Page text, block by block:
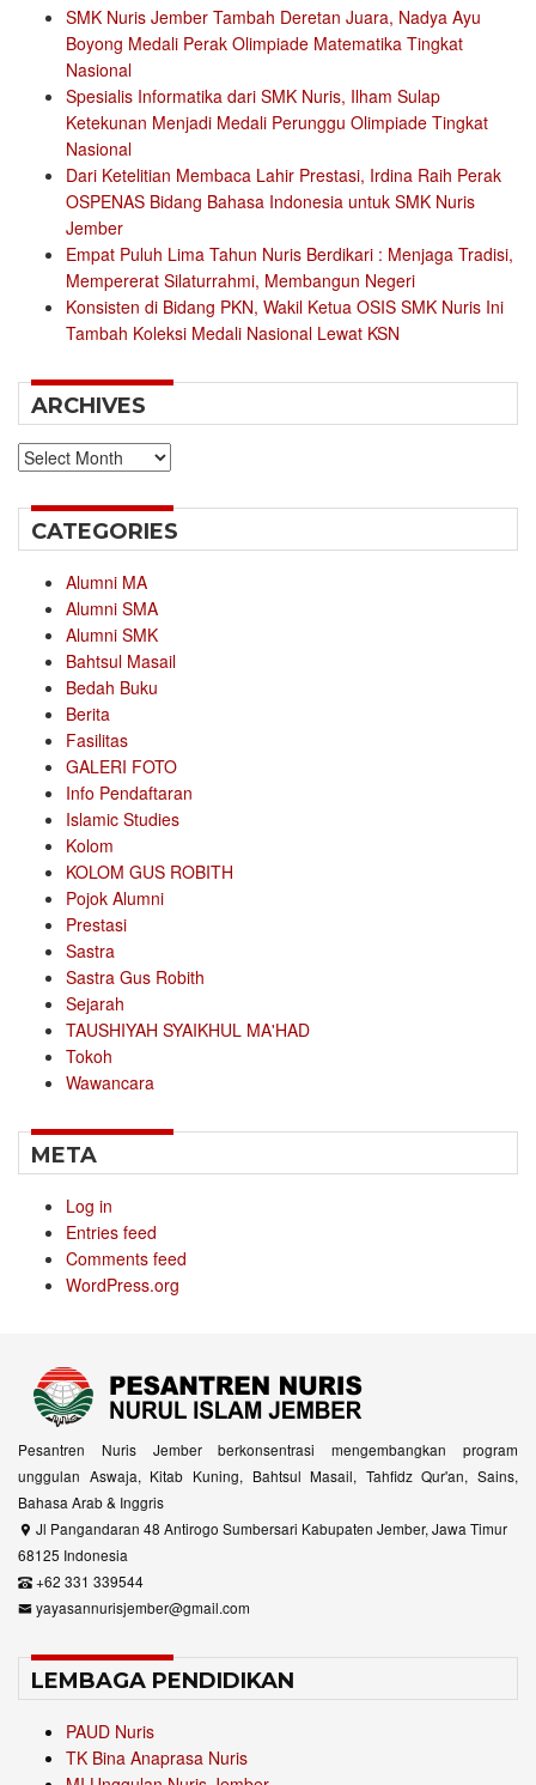
SMK Nuris Jember Tambah Deretan Juara, Nadya Ayu
Boyong Medali Perak Olimpiade Matematika Tingkat
Nasional
Spesialis Informatika dari SMK Nuris, Ilham Sulap
Ketekunan Menjadi Medali Perunggu Olimpiade Tingkat
Nasional
Dari Ketelitian Membaca Lahir Prestasi, Irdina Raih Perak
OSPENAS Bidang Bahasa Indonesia untuk SMK Nuris
Jember
Empat Puluh Lima Tahun Nuris Berdikari : Menjaga Tradisi,
Mempererat Silaturrahmi, Membangun Negeri
Konsisten di Bidang PKN, Wakil Ketua OSIS SMK Nuris Ini
Tambah Koleksi Medali Nasional Lewat KSN
ARCHIVES
Archives
CATEGORIES
Alumni MA
Alumni SMA
Alumni SMK
Bahtsul Masail
Bedah Buku
Berita
Fasilitas
GALERI FOTO
Info Pendaftaran
Islamic Studies
Kolom
KOLOM GUS ROBITH
Pojok Alumni
Prestasi
Sastra
Sastra Gus Robith
Sejarah
TAUSHIYAH SYAIKHUL MA'HAD
Tokoh
Wawancara
META
Log in
Entries feed
Comments feed
WordPress.org
Pesantren Nuris Jember berkonsentrasi mengembangkan program
unggulan Aswaja, Kitab Kuning, Bahtsul Masail, Tahfidz Qur'an, Sains,
Bahasa Arab & Inggris
Jl Pangandaran 48 Antirogo Sumbersari Kabupaten Jember, Jawa Timur
68125 Indonesia
+62 331 339544
yayasannurisjember@gmail.com
LEMBAGA PENDIDIKAN
PAUD Nuris
TK Bina Anaprasa Nuris